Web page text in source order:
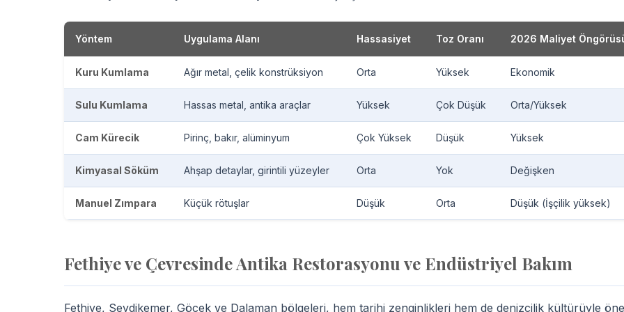
Yöntem Uygulama Alanı Hassasiyet Toz Oranı 2026 Maliyet
Kuru Kumlama Ağır metal, çelik konstrüksiyon Orta Yüksek Ekonomik
Sulu Kumlama Hassas metal, antika araçlar Yüksek Çok Düşük Orta/Yüksek
Cam Kürecik Pirinç, bakır, alüminyum Çok Yüksek Düşük Yüksek
Kimyasal Söküm Ahşap detaylar, girintili yüzeyler Orta Yok Değişken
Manuel Zımpara Küçük rötuşlar Düşük Orta Düşük (İşçilik yüksek)
Fethiye ve Çevresinde Antika Restorasyonu ve Endüstriyel Bakım
Fethiye, Seydikemer, Göcek ve Dalaman bölgeleri, hem tarihi zenginlikleri hem de denizcilik kültürüyle öne